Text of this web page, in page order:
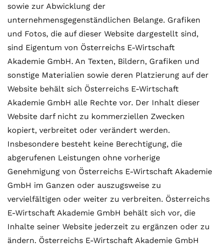
sowie zur Abwicklung der
unternehmensgegenständlichen Belange. Grafiken
und Fotos, die auf dieser Website dargestellt sind,
sind Eigentum von Österreichs E-Wirtschaft
Akademie GmbH. An Texten, Bildern, Grafiken und
sonstige Materialien sowie deren Platzierung auf der
Website behält sich Österreichs E-Wirtschaft
Akademie GmbH alle Rechte vor. Der Inhalt dieser
Website darf nicht zu kommerziellen Zwecken
kopiert, verbreitet oder verändert werden.
Insbesondere besteht keine Berechtigung, die
abgerufenen Leistungen ohne vorherige
Genehmigung von Österreichs E-Wirtschaft Akademie
GmbH im Ganzen oder auszugsweise zu
vervielfältigen oder weiter zu verbreiten. Österreichs
E-Wirtschaft Akademie GmbH behält sich vor, die
Inhalte seiner Website jederzeit zu ergänzen oder zu
ändern. Österreichs E-Wirtschaft Akademie GmbH